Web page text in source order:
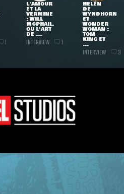
1
L'AMOUR
ET LA
VERMINE
: WILL
MCPHAIL,
OU L'ART
DE ...
INTERVIEW 1
HELEN
DE
WYNDHORN
ET
WONDER
WOMAN :
TOM
KING ET
...
INTERVIEW 3